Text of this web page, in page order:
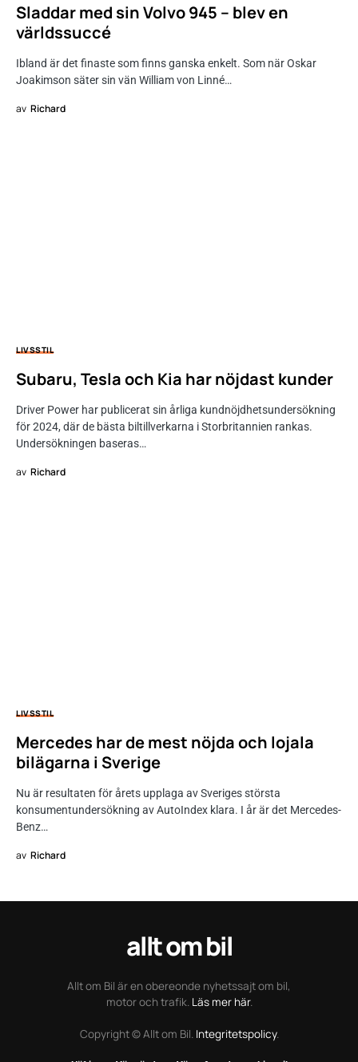
Sladdar med sin Volvo 945 – blev en
världssuccé
Ibland är det finaste som finns ganska enkelt. Som när Oskar
Joakimson säter sin vän William von Linné…
av Richard
LIVSSTIL
Subaru, Tesla och Kia har nöjdast kunder
Driver Power har publicerat sin årliga kundnöjdhetsundersökning
för 2024, där de bästa biltillverkarna i Storbritannien rankas.
Undersökningen baseras…
av Richard
LIVSSTIL
Mercedes har de mest nöjda och lojala
bilägarna i Sverige
Nu är resultaten för årets upplaga av Sveriges största
konsumentundersökning av AutoIndex klara. I år är det Mercedes-
Benz…
av Richard
allt om bil
Allt om Bil är en obereonde nyhetssajt om bil,
motor och trafik. Läs mer här.
Copyright © Allt om Bil. Integritetspolicy.